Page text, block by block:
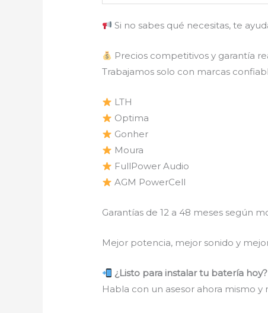
Si no sabes qué necesitas, te
Precios competitivos y garantía
Trabajamos solo con marcas
LTH
Optima
Gonher
Moura
FullPower Audio
AGM PowerCell
Garantías de 12 a 48 meses según
Mejor potencia, mejor sonido y
¿Listo para instalar tu batería hoy?
Habla con un asesor ahora mismo